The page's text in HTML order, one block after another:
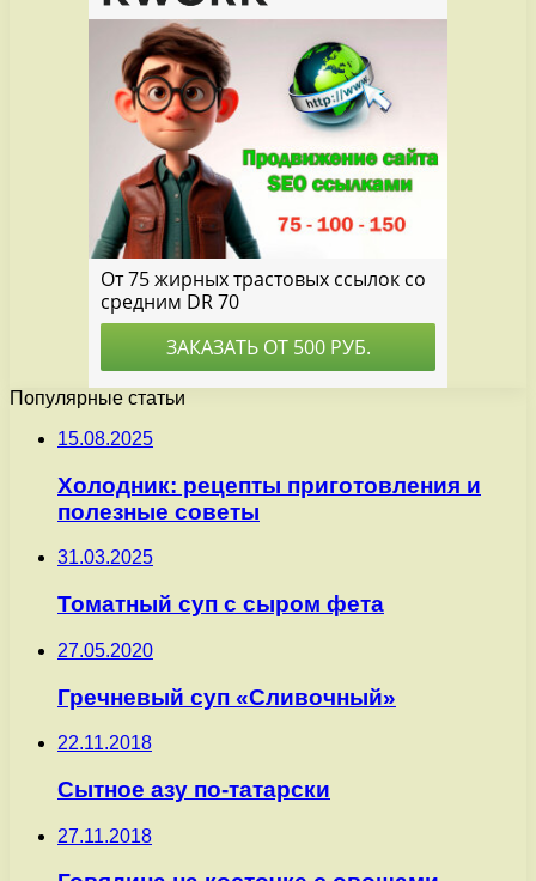
Популярные статьи
15.08.2025
Холодник: рецепты приготовления и
полезные советы
31.03.2025
Томатный суп с сыром фета
27.05.2020
Гречневый суп «Сливочный»
22.11.2018
Сытное азу по-татарски
27.11.2018